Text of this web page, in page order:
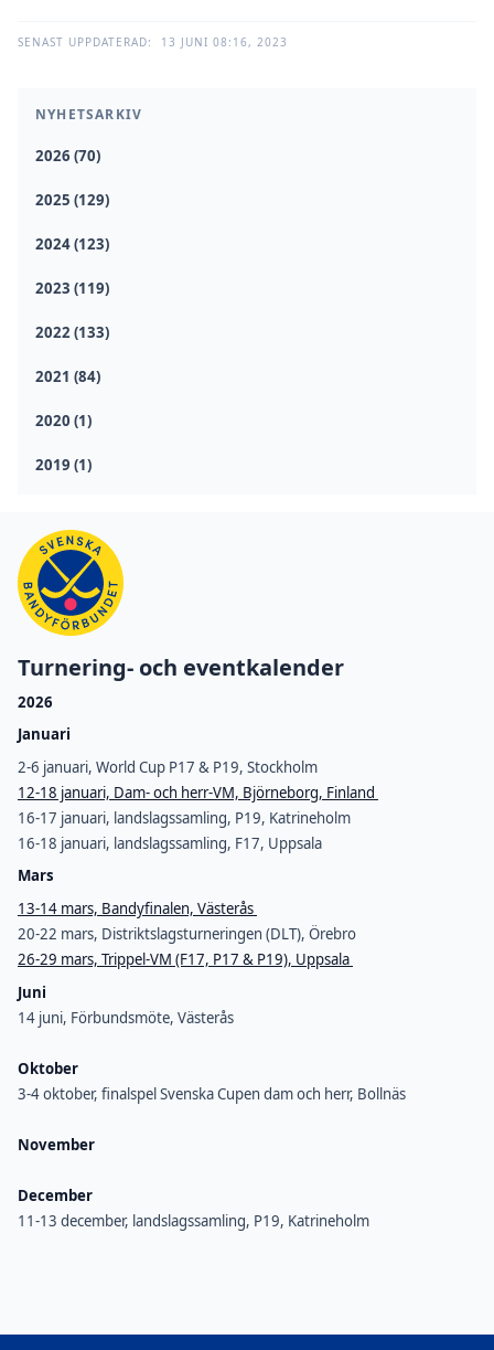
NYHETSARKIV
2026 (70)
2025 (129)
2024 (123)
2023 (119)
2022 (133)
2021 (84)
2020 (1)
2019 (1)
SENAST UPPDATERAD: 13 JUNI 08:16, 2023
Turnering- och eventkalender
2026
Januari
2-6 januari, World Cup P17 & P19, Stockholm
12-18 januari, Dam- och herr-VM, Björneborg, Finland
16-17 januari, landslagssamling, P19, Katrineholm
16-18 januari, landslagssamling, F17, Uppsala
Mars
13-14 mars, Bandyfinalen, Västerås
20-22 mars, Distriktslagsturneringen (DLT), Örebro
26-29 mars, Trippel-VM (F17, P17 & P19), Uppsala
Juni
14 juni, Förbundsmöte, Västerås
Oktober
3-4 oktober, finalspel Svenska Cupen dam och herr, Bollnäs
November
December
11-13 december, landslagssamling, P19, Katrineholm